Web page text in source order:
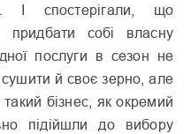
І спостерігали, що
собі власну
послуги в сезон не
сушити й своє зерно, але
бізнес, як окремий
підійшли до вибору